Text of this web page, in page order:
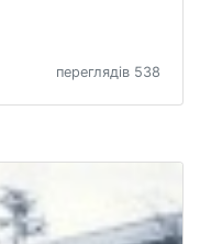
переглядів 538